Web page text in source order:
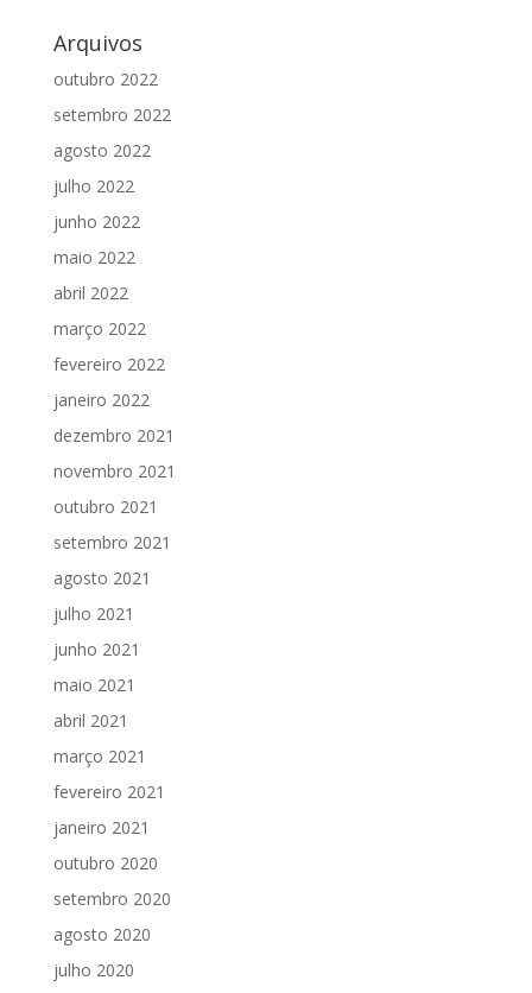
Arquivos
outubro 2022
setembro 2022
agosto 2022
julho 2022
junho 2022
maio 2022
abril 2022
março 2022
fevereiro 2022
janeiro 2022
dezembro 2021
novembro 2021
outubro 2021
setembro 2021
agosto 2021
julho 2021
junho 2021
maio 2021
abril 2021
março 2021
fevereiro 2021
janeiro 2021
outubro 2020
setembro 2020
agosto 2020
julho 2020